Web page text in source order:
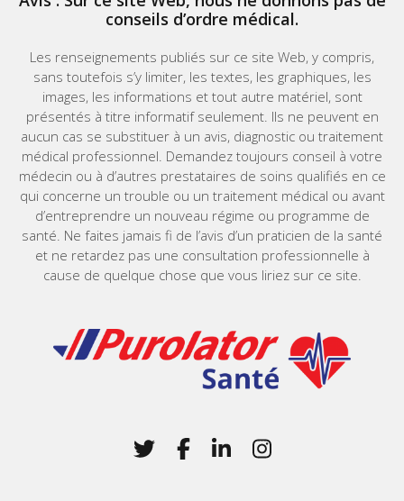
conseils d’ordre médical.
Les renseignements publiés sur ce site Web, y compris,
sans toutefois s’y limiter, les textes, les graphiques, les
images, les informations et tout autre matériel, sont
présentés à titre informatif seulement. Ils ne peuvent en
aucun cas se substituer à un avis, diagnostic ou traitement
médical professionnel. Demandez toujours conseil à votre
médecin ou à d’autres prestataires de soins qualifiés en ce
qui concerne un trouble ou un traitement médical ou avant
d’entreprendre un nouveau régime ou programme de
santé. Ne faites jamais fi de l’avis d’un praticien de la santé
et ne retardez pas une consultation professionnelle à
cause de quelque chose que vous liriez sur ce site.
Home
Twitter
(Opens in a new window)
Facebook
(Opens in a new
LinkedIn
(Opens in a new
Instagram
(Opens in a